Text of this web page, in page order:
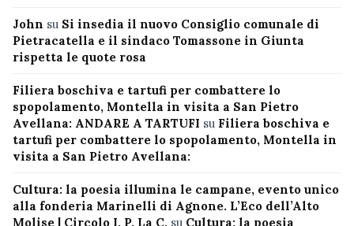
John su Si insedia il nuovo Consiglio comunale di
Pietracatella e il sindaco Tomassone in Giunta
rispetta le quote rosa
Filiera boschiva e tartufi per combattere lo
spopolamento, Montella in visita a San Pietro
Avellana: ANDARE A TARTUFI su Filiera boschiva e
tartufi per combattere lo spopolamento, Montella in
visita a San Pietro Avellana:
Cultura: la poesia illumina le campane, evento unico
alla fonderia Marinelli di Agnone. L’Eco dell’Alto
Molise | Circolo I. P. La C. su Cultura: la poesia